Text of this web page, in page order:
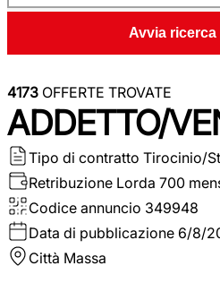
Avvia ricerca
4173 OFFERTE TROVATE
ADDETTO/
Tipo di contratto Tirocinio/
Retribuzione Lorda 700
Codice annuncio 349948
Data di pubblicazione 6/8/
Città Massa